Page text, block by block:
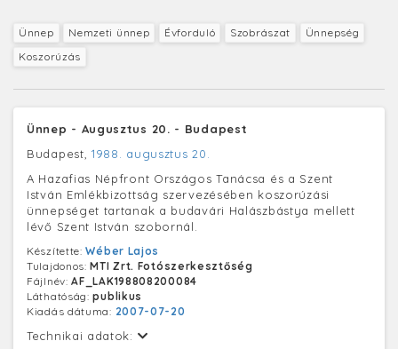
Ünnep Nemzeti ünnep Évforduló Szobrászat
Ünnepség
Koszorúzás
Ünnep - Augusztus 20. - Budapest
Budapest, 1988. augusztus 20.
A Hazafias Népfront Országos Tanácsa és a Szent
István Emlékbizottság szervezésében koszorúzási
ünnepséget tartanak a budavári Halászbástya mellett
lévő Szent István szobornál.
Készítette:Wéber Lajos
Tulajdonos:MTI Zrt. Fotószerkesztőség
Fájlnév:AF_LAK198808200084
Láthatóság:publikus
Kiadás dátuma: 2007-07-20
Technikai adatok: